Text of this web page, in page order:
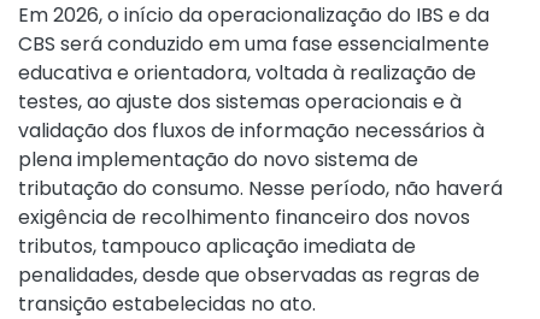
Em 2026, o início da operacionalização do IBS e da
CBS será conduzido em uma fase essencialmente
educativa e orientadora, voltada à realização de
testes, ao ajuste dos sistemas operacionais e à
validação dos fluxos de informação necessários à
plena implementação do novo sistema de
tributação do consumo. Nesse período, não haverá
exigência de recolhimento financeiro dos novos
tributos, tampouco aplicação imediata de
penalidades, desde que observadas as regras de
transição estabelecidas no ato.